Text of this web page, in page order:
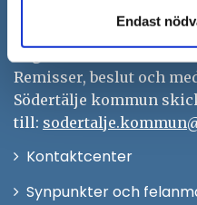
Endast
Remisser, beslut och
Södertälje kommun
till:
KontaktcenterÖppna
Synpunkter och